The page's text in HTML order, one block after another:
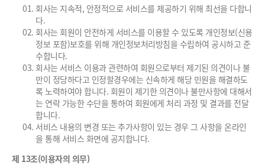
회사는 지속적, 안정적으로 서비스를 제공하기 위해 최선을 다합니
다.
회사는 회원이 안전하게 서비스를 이용할 수 있도록 개인정보(신용
정보 포함)보호를 위해 개인정보처리방침을 수립하여 공시하고 준
수합니다.
회사는 서비스 이용과 관련하여 회원으로부터 제기된 의견이나 불
만이 정당하다고 인정할경우에는 신속하게 해당 민원을 해결하도
록 노력하여야 합니다. 회원이 제기한 의견이나 불만사항에 대해서
는 연락 가능한 수단을 통하여 회원에게 처리 과정 및 결과를 전달
합니다.
서비스 내용의 변경 또는 추가사항이 있는 경우 그 사항을 온라인
을 통해 서비스 화면에 공지합니다.
제 13조(이용자의 의무)